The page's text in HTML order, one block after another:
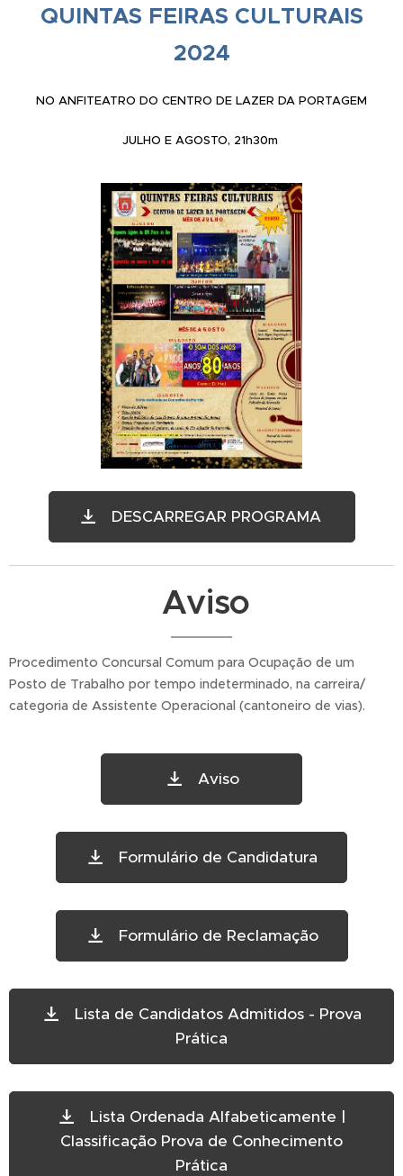
QUINTAS FEIRAS CULTURAIS
2024
NO ANFITEATRO DO CENTRO DE LAZER DA PORTAGEM
JULHO E AGOSTO, 21h30m
DESCARREGAR PROGRAMA
Aviso
Procedimento Concursal Comum para Ocupação de um
Posto de Trabalho por tempo indeterminado, na carreira/
categoria de Assistente Operacional (cantoneiro de vias).
Aviso
Formulário de Candidatura
Formulário de Reclamação
Lista de Candidatos Admitidos - Prova
Prática
Lista Ordenada Alfabeticamente |
Classificação Prova de Conhecimento
Prática